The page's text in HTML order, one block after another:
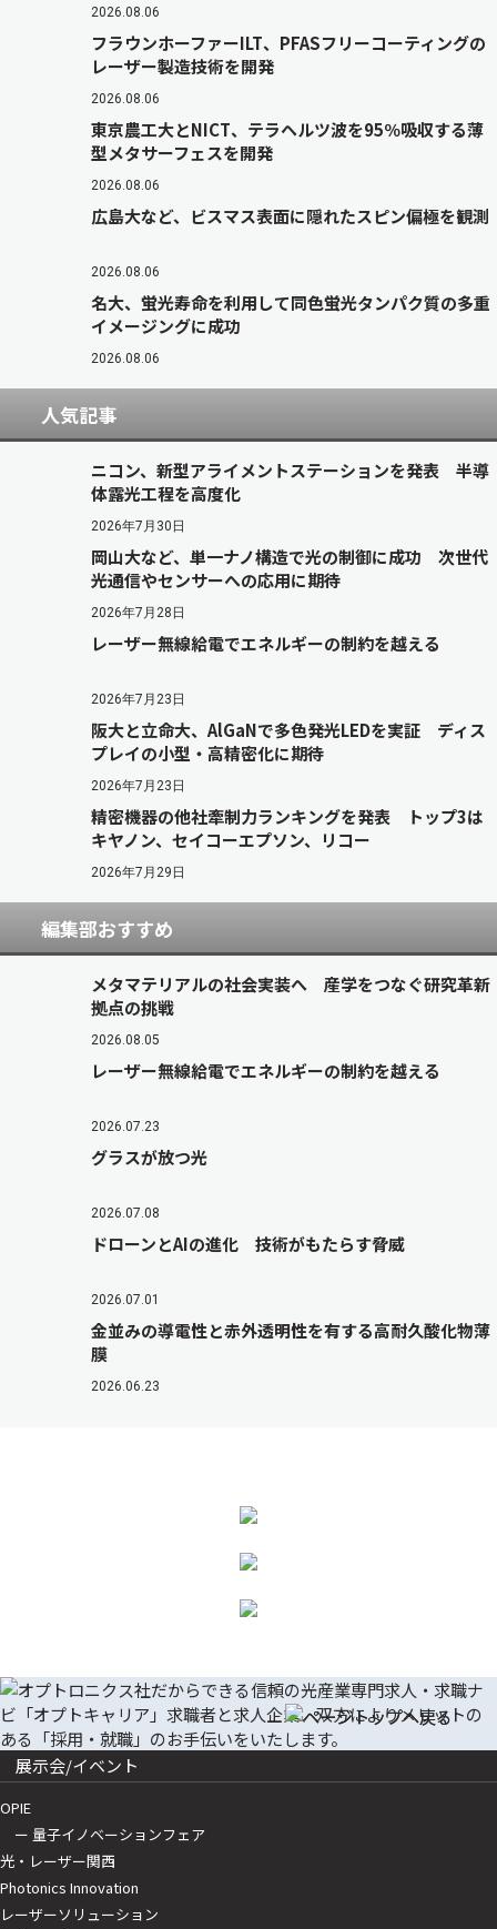
2026.08.06
フラウンホーファーILT、PFASフリーコーティングの
レーザー製造技術を開発
2026.08.06
東京農工大とNICT、テラヘルツ波を95％吸収する薄
型メタサーフェスを開発
2026.08.06
広島大など、ビスマス表面に隠れたスピン偏極を観測
2026.08.06
名大、蛍光寿命を利用して同色蛍光タンパク質の多重
イメージングに成功
2026.08.06
人気記事
ニコン、新型アライメントステーションを発表 半導
体露光工程を高度化
2026年7月30日
岡山大など、単一ナノ構造で光の制御に成功 次世代
光通信やセンサーへの応用に期待
2026年7月28日
レーザー無線給電でエネルギーの制約を越える
2026年7月23日
阪大と立命大、AlGaNで多色発光LEDを実証 ディス
プレイの小型・高精密化に期待
2026年7月23日
精密機器の他社牽制力ランキングを発表 トップ3は
キヤノン、セイコーエプソン、リコー
2026年7月29日
編集部おすすめ
メタマテリアルの社会実装へ 産学をつなぐ研究革新
拠点の挑戦
2026.08.05
レーザー無線給電でエネルギーの制約を越える
2026.07.23
グラスが放つ光
2026.07.08
ドローンとAIの進化 技術がもたらす脅威
2026.07.01
金並みの導電性と赤外透明性を有する高耐久酸化物薄
膜
2026.06.23
展示会/イベント
OPIE
ー 量子イノベーションフェア
光・レーザー関西
Photonics Innovation
レーザーソリューション